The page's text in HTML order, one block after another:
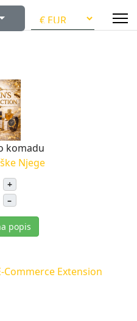
svoj jezik
komadu
Njege
+
–
popis
Commerce Extension